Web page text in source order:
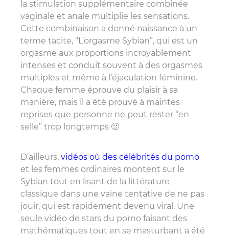
la stimulation supplémentaire combinée
vaginale et anale multiplie les sensations.
Cette combinaison a donné naissance à un
terme tacite, “L’orgasme Sybian”, qui est un
orgasme aux proportions incroyablement
intenses et conduit souvent à des orgasmes
multiples et même à l’éjaculation féminine.
Chaque femme éprouve du plaisir à sa
manière, mais il a été prouvé à maintes
reprises que personne ne peut rester “en
selle” trop longtemps 🙂
D’ailleurs, vidéos où des célébrités du porno
et les femmes ordinaires montent sur le
Sybian tout en lisant de la littérature
classique dans une vaine tentative de ne pas
jouir, qui est rapidement devenu viral. Une
seule vidéo de stars du porno faisant des
mathématiques tout en se masturbant a été